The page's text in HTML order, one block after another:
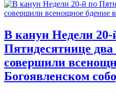
В канун Недели 20-
Пятидесятнице
совершили
Богоявленском